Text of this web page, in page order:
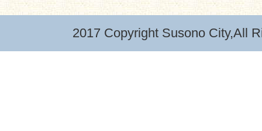
2017 Copyright Susono City,All